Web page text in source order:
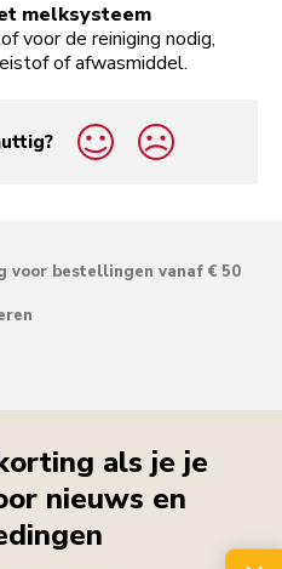
melksysteem
voor de reiniging nodig,
of afwasmiddel.
voor bestellingen vanaf € 50
als je je
nieuws en